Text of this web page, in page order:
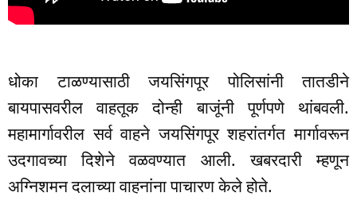
धोका टाळण्यासाठी जयसिंगपूर पोलिसांनी तातडीने
बायपासवरील वाहतूक दोन्ही बाजूंनी पूर्णपणे थांबवली.
महामार्गावरील सर्व वाहने जयसिंगपूर शहरांतर्गत मार्गावरून
उदगावच्या दिशेने वळवण्यात आली. खबरदारी म्हणून
अग्निशमन दलाच्या वाहनांना पाचारण केले होते.